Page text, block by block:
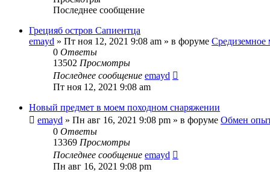
Последнее сообщение
Грецияб остров Сапиентца
emayd » Пт ноя 12, 2021 9:08 am » в форуме Средиземное
0 Ответы
13502 Просмотры
Последнее сообщение emayd
Пт ноя 12, 2021 9:08 am
Новый предмет в моем походном снаряжении
emayd » Пн авг 16, 2021 9:08 pm » в форуме Обмен
0 Ответы
13369 Просмотры
Последнее сообщение emayd
Пн авг 16, 2021 9:08 pm